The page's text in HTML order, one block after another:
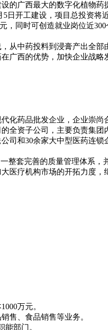
的广西最大的数字化植物
5日开工建设，项目总投资
同时可创造就业岗位近
从中药投料到浸膏产出全
广西的优势，加快企业战
化药品批发企业，企业崇
全资子公司，主要负责集
司和30余家大中型医药连
套完善的质量管理体系，
医疗机构市场的开拓力度
万元。
售、食品销售等业务。
能部门。